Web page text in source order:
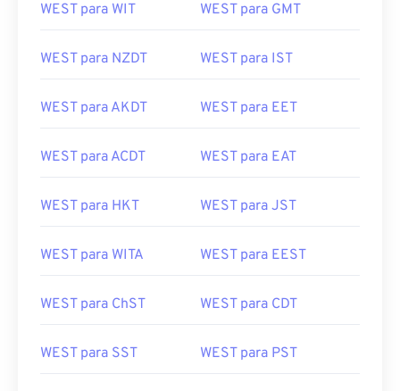
WEST para WIT WEST para GMT
WEST para NZDT WEST para IST
WEST para AKDT WEST para EET
WEST para ACDT WEST para EAT
WEST para HKT WEST para JST
WEST para WITA WEST para EEST
WEST para ChST WEST para CDT
WEST para SST WEST para PST